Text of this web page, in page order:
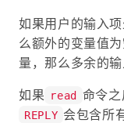
如果用户的输入
么额外的变量值
量，那么多余的
如果 read 命令
REPLY 会包含所